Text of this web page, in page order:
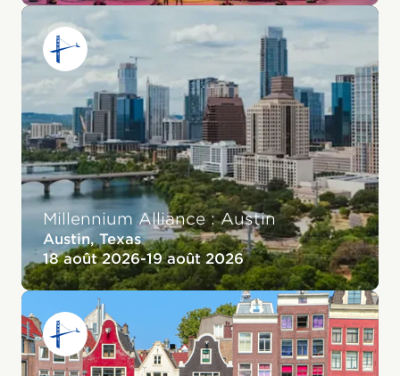
Millennium Alliance : Austin
Austin, Texas
18 août 2026-19 août 2026